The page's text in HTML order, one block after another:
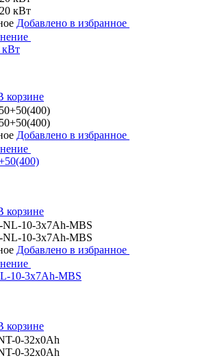
Добавлено в избранное
кВт
корзине
Добавлено в избранное
корзине
Добавлено в избранное
10-3x7Ah-MBS
корзине